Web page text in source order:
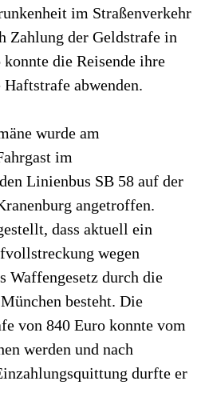
im Straßenverkehr
Zahlung der Geldstrafe in
die Reisende ihre
abwenden.
wurde am
im
Linienbus SB 58 auf der
angetroffen.
dass aktuell ein
wegen
Waffengesetz durch die
besteht. Die
von 840 Euro konnte vom
werden und nach
durfte er